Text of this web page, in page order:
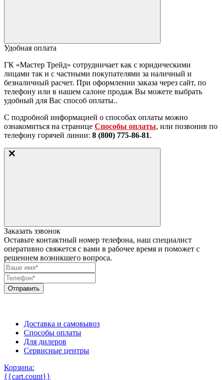
Удобная оплата
ГК «Мастер Трейд» сотрудничает как с юридическими
лицами так и с частными покупателями за наличный и
безналичный расчет. При оформлении заказа через сайт, по
телефону или в нашем салоне продаж Вы можете выбрать
удобный для Вас способ оплаты..
С подробной информацией о способах оплаты можно
ознакомиться на странице Способы оплаты, или позвонив по
телефону горячей линии: 8 (800) 775-86-81.
Заказать ззвонок
Оставьте контактный номер телефона, наш специалист
оперативно свяжется с вами в рабочее время и поможет с
решением возникшего вопроса.
Отправить
Доставка и самовывоз
Способы оплаты
Для дилеров
Сервисные центры
Корзина:
{{cart.count}}